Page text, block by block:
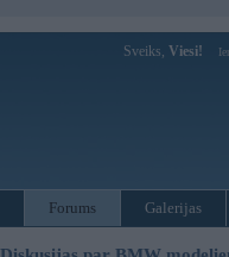
Sveiks, Viesi!
Forums Galerijas